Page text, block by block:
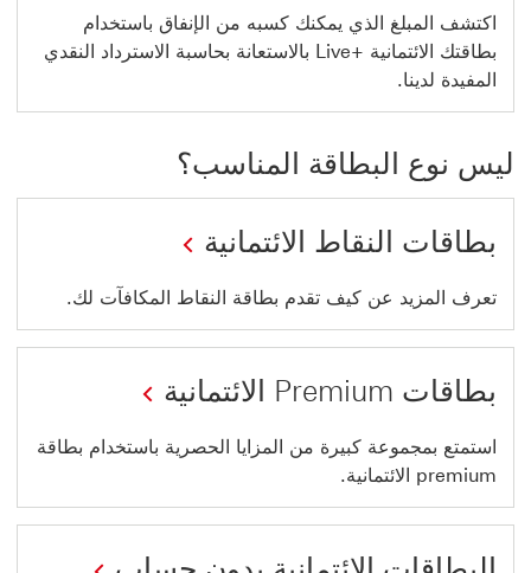
اكتشف المبلغ الذي يمكنك كسبه من الإنفاق باستخدام
بطاقتك الائتمانية +Live بالاستعانة بحاسبة الاسترداد النقدي
المفيدة لدينا.
ليس نوع البطاقة المناسب؟
بطاقات النقاط الائتمانية
تعرف المزيد عن كيف تقدم بطاقة النقاط المكافآت لك.
بطاقات Premium الائتمانية
استمتع بمجموعة كبيرة من المزايا الحصرية باستخدام بطاقة
premium الائتمانية.